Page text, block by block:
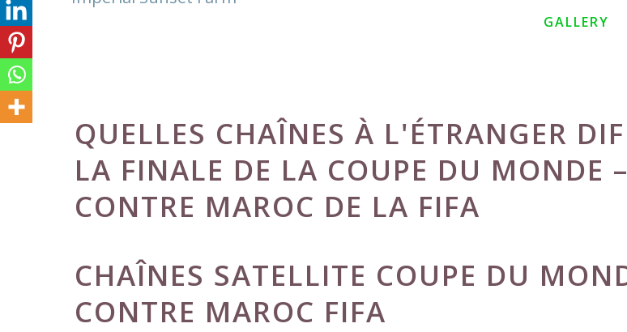
to
content
GALLERY
QUELLES CHAÎNES À L'ÉTRANGER
LA FINALE DE LA COUPE DU MONDE
CONTRE MAROC DE LA FIFA
CHAÎNES SATELLITE COUPE DU
CONTRE MAROC FIFA